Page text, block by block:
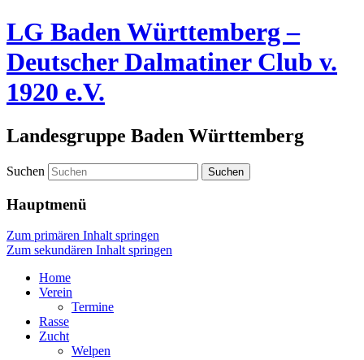
LG Baden Württemberg –
Deutscher Dalmatiner Club v.
1920 e.V.
Landesgruppe Baden Württemberg
Suchen
Hauptmenü
Zum primären Inhalt springen
Zum sekundären Inhalt springen
Home
Verein
Termine
Rasse
Zucht
Welpen